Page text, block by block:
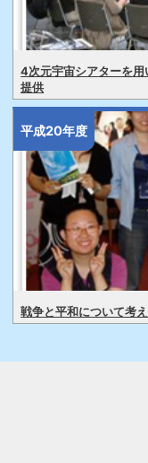
4次元宇宙シアターを
提供
平成20年度
戦争と平和について考